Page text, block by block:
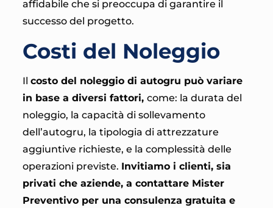
affidabile che si preoccupa di garantire il
successo del progetto.
Costi del Noleggio
Il costo del noleggio di autogru può variare
in base a diversi fattori, come: la durata del
noleggio, la capacità di sollevamento
dell’autogru, la tipologia di attrezzature
aggiuntive richieste, e la complessità delle
operazioni previste. Invitiamo i clienti, sia
privati che aziende, a contattare Mister
Preventivo per una consulenza gratuita e